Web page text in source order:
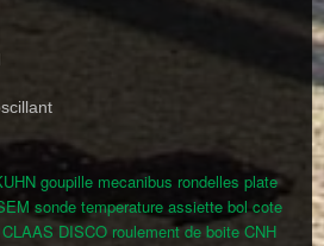
goupille mecanibus rondelles plate
sonde temperature assiette bol cote
DISCO roulement de boite CNH